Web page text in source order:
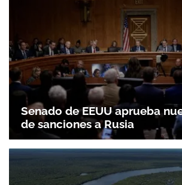
Senado de EEUU aprueba
de sanciones a Rusia